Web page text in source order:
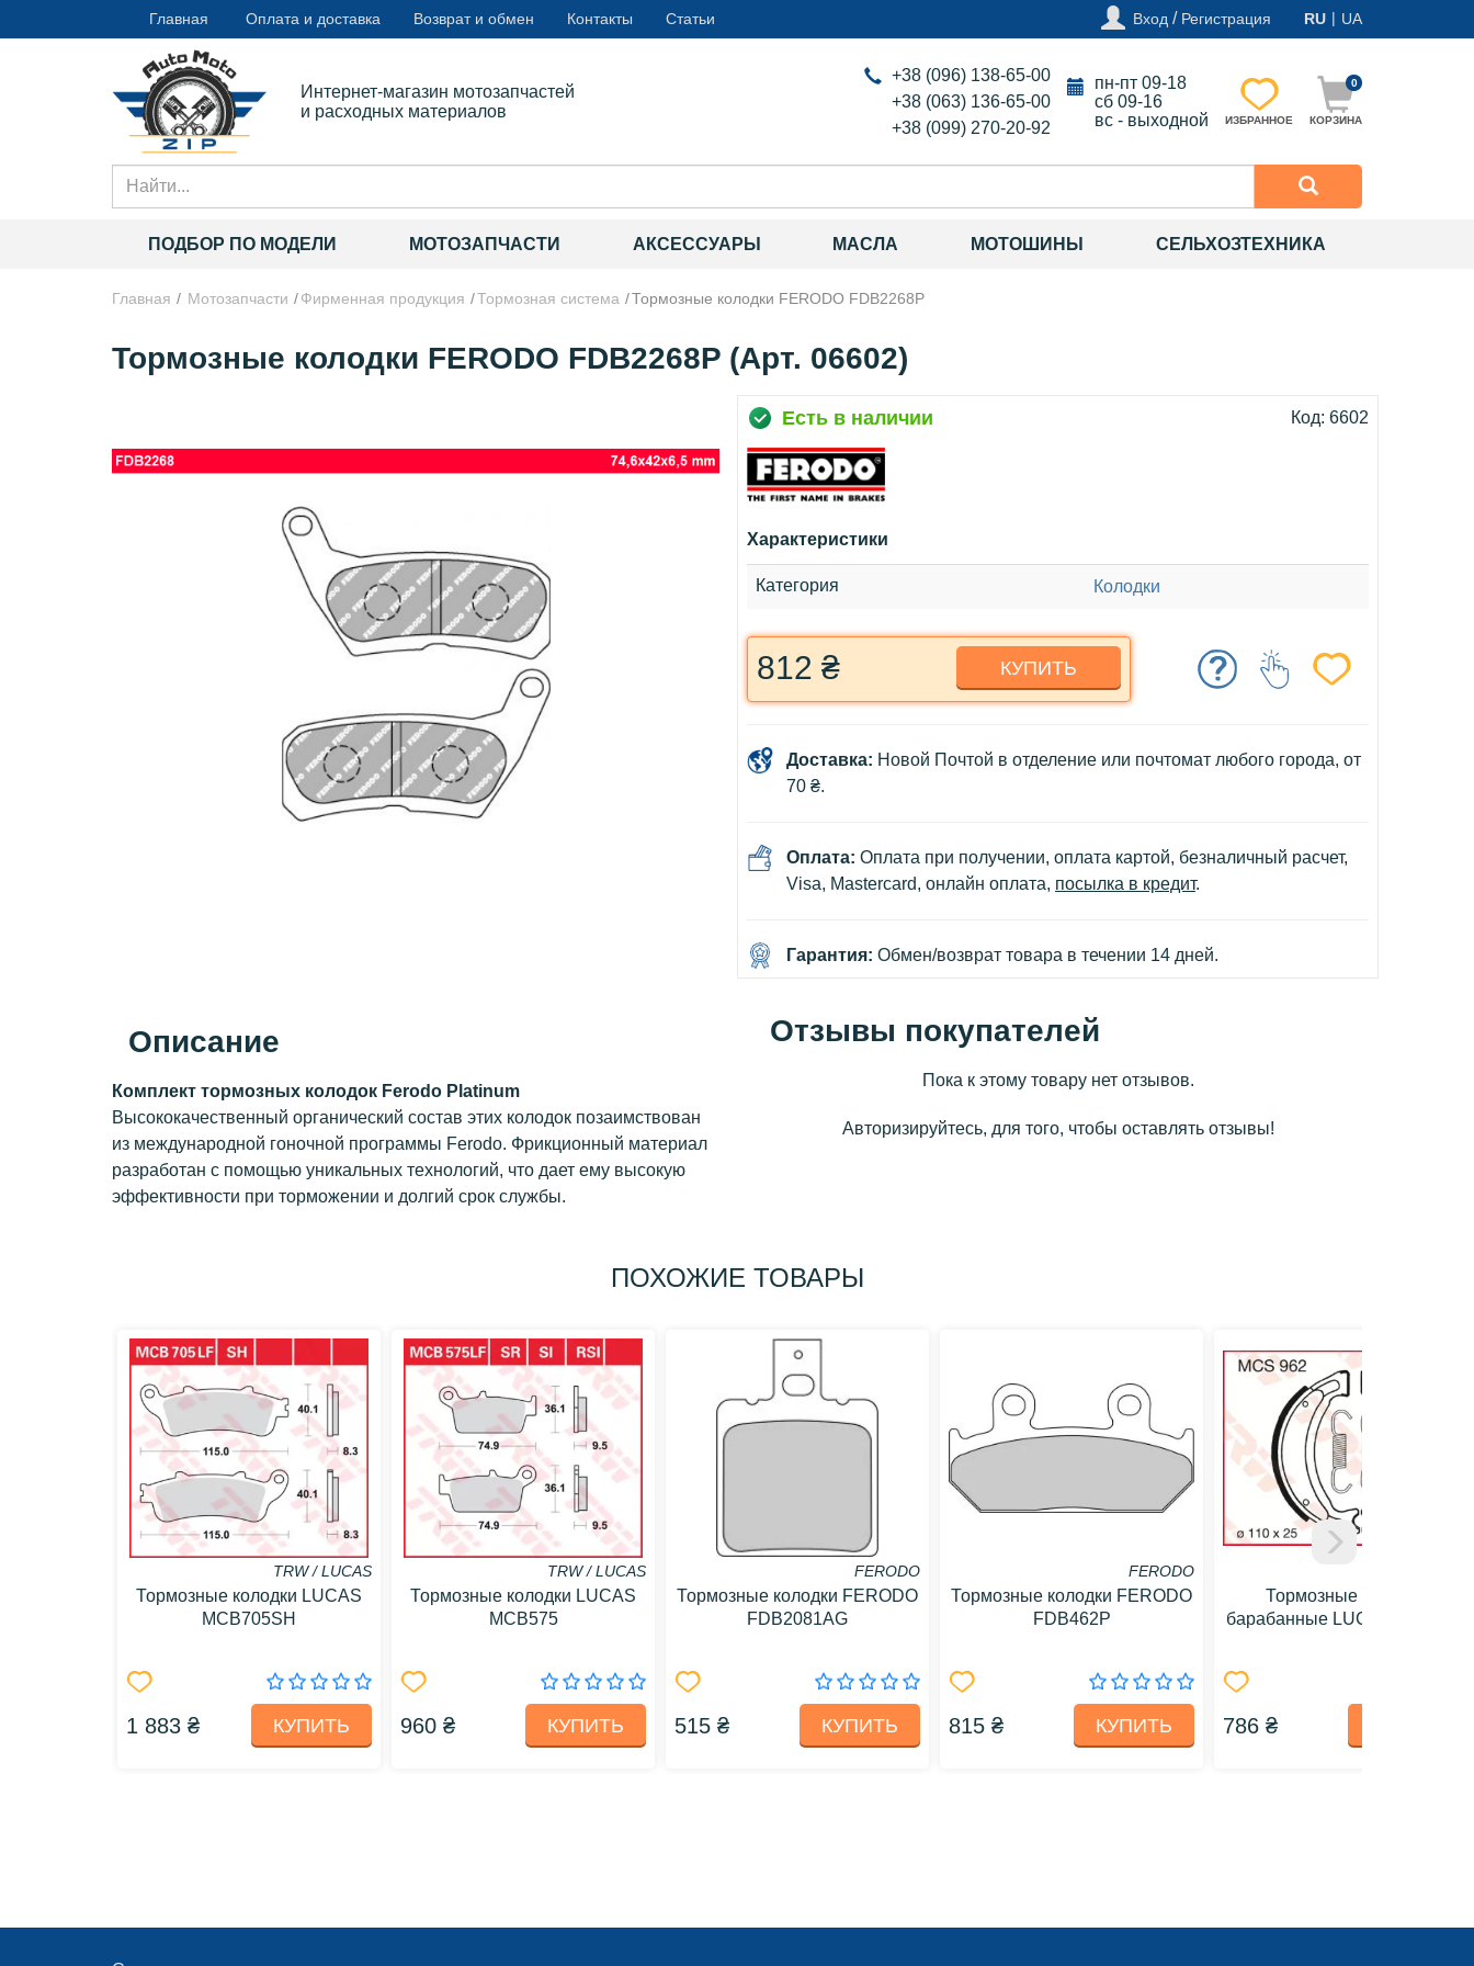
Главная Оплата и доставка Возврат и обмен Контакты Статьи Вход / Регистрация RU | UA
Интернет-магазин мотозапчастей
и расходных материалов
+38 (096) 138-65-00
+38 (063) 136-65-00
+38 (099) 270-20-92
пн-пт 09-18
сб 09-16
вс - выходной
ИЗБРАННОЕ
0
КОРЗИНА
ПОДБОР ПО МОДЕЛИ МОТОЗАПЧАСТИ АКСЕССУАРЫ МАСЛА МОТОШИНЫ СЕЛЬХОЗТЕХНИКА
Главная Мотозапчасти Фирменная продукция Тормозная система Тормозные колодки FERODO FDB2268P
Тормозные колодки FERODO FDB2268P (Арт. 06602)
Есть в наличии Код: 6602
Характеристики
Категория Колодки
812 ₴ КУПИТЬ
Доставка: Новой Почтой в отделение или почтомат любого города, от
70 ₴.
Оплата: Оплата при получении, оплата картой, безналичный расчет,
Visa, Mastercard, онлайн оплата, посылка в кредит.
Гарантия: Обмен/возврат товара в течении 14 дней.
Описание
Комплект тормозных колодок Ferodo Platinum
Высококачественный органический состав этих колодок позаимствован
из международной гоночной программы Ferodo. Фрикционный материал
разработан с помощью уникальных технологий, что дает ему высокую
эффективности при торможении и долгий срок службы.
Отзывы покупателей
Пока к этому товару нет отзывов.
Авторизируйтесь, для того, чтобы оставлять отзывы!
ПОХОЖИЕ ТОВАРЫ
TRW / LUCAS
Тормозные колодки LUCAS
MCB705SH
1 883 ₴ КУПИТЬ
TRW / LUCAS
Тормозные колодки LUCAS
MCB575
960 ₴ КУПИТЬ
FERODO
Тормозные колодки FERODO
FDB2081AG
515 ₴ КУПИТЬ
FERODO
Тормозные колодки FERODO
FDB462P
815 ₴ КУПИТЬ
Тормозные колодки
барабанные LUCAS MCS962
786 ₴